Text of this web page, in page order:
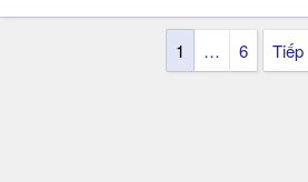
1 … 6 Tiếp